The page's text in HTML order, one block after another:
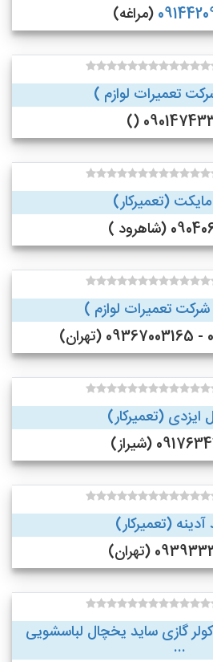
(مراغه)
تعمیرات لوازم )
(تعمیرکار)
)
تعمیرات لوازم )
ایزدی (تعمیرکار)
(شیراز)
(تعمیرکار)
(تهران)
گازی ساید یخچال لباسشویی
...